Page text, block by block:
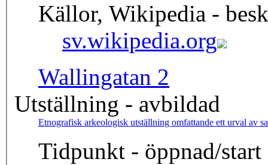
Källor, Wikipedia -
sv.wikipedia.org
Wallingatan 2
Utställning - avbildad
Etnografisk arkeologisk utställning omfattande ett urval av
Tidpunkt - öppnad/start